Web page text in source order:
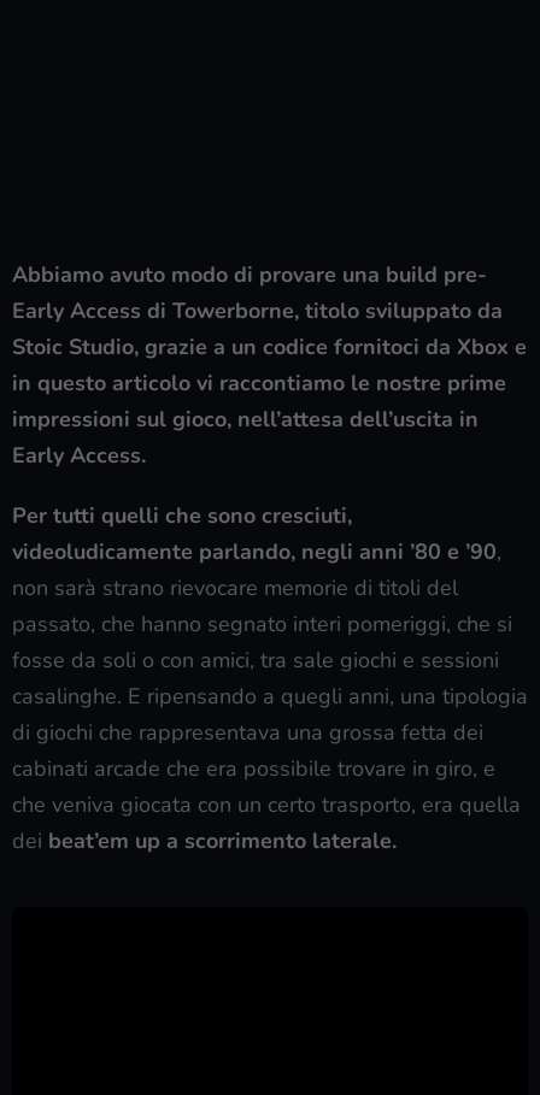
Abbiamo avuto modo di provare una build pre-
Early Access di Towerborne, titolo sviluppato da
Stoic Studio, grazie a un codice fornitoci da Xbox e
in questo articolo vi raccontiamo le nostre prime
impressioni sul gioco, nell’attesa dell’uscita in
Early Access.
Per tutti quelli che sono cresciuti,
videoludicamente parlando, negli anni ’80 e ’90,
non sarà strano rievocare memorie di titoli del
passato, che hanno segnato interi pomeriggi, che si
fosse da soli o con amici, tra sale giochi e sessioni
casalinghe. E ripensando a quegli anni, una tipologia
di giochi che rappresentava una grossa fetta dei
cabinati arcade che era possibile trovare in giro, e
che veniva giocata con un certo trasporto, era quella
dei beat’em up a scorrimento laterale.